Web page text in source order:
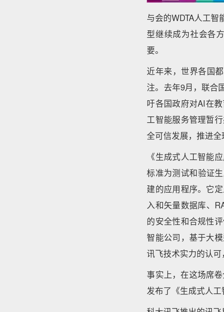
与会的WDTA人工
型继续成为社会各
要。
近年来，世界各国
注。去年9月，联合
吁各国政府对AI在
工智能服务管理暂
全可信发展，推进全
《生成式人工智能
标准为测试和验证
建的应用程序。它
入和矢量数据库、
的安全性和合规性
智能公司，基于大
讯飞技术实力的认可
事实上，在这场席
发布了《生成式人工